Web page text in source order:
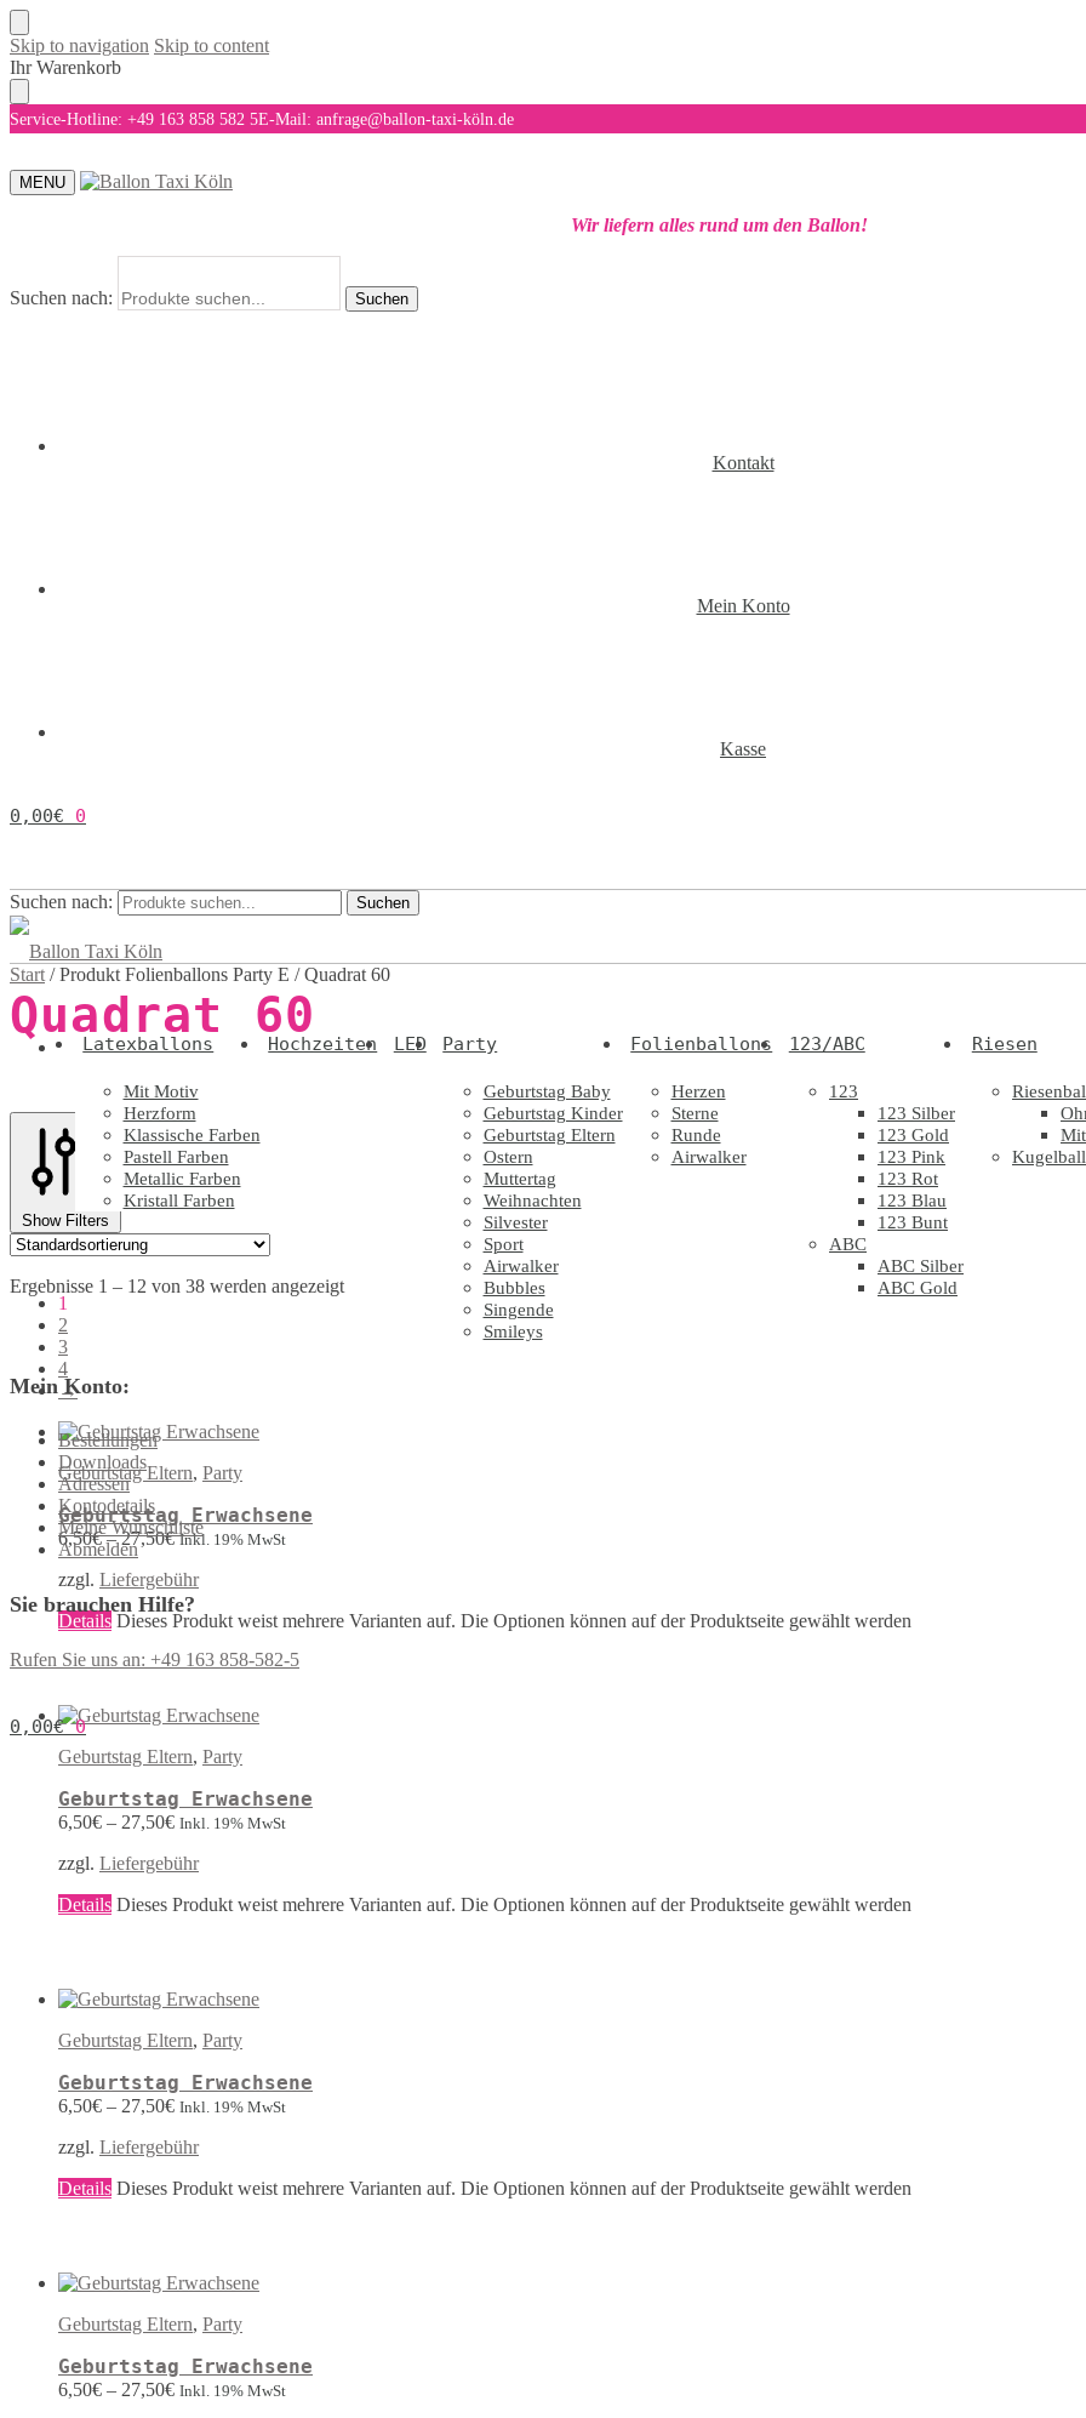
Skip to navigation Skip to content
Ihr Warenkorb
Service-Hotline: +49 163 858 582 5E-Mail: anfrage@ballon-taxi-köln.de
MENU
Wir liefern alles rund um den Ballon!
Suchen nach: Suchen
Kontakt
Mein Konto
Kasse
0,00€ 0
Suchen nach: Suchen
Latexballons
Mit Motiv
Herzform
Klassische Farben
Pastell Farben
Metallic Farben
Kristall Farben
Hochzeiten LED Party
Geburtstag Baby
Geburtstag Kinder
Geburtstag Eltern
Ostern
Muttertag
Weihnachten
Silvester
Sport
Airwalker
Bubbles
Singende
Smileys
Folienballons
Herzen
Sterne
Runde
Airwalker
123/ABC
123
123 Silber
123 Gold
123 Pink
123 Rot
123 Blau
123 Bunt
ABC
ABC Silber
ABC Gold
Riesen
Mein Konto:
Bestellungen
Downloads
Adressen
Kontodetails
Meine Wunschliste
Abmelden
Sie brauchen Hilfe?
Rufen Sie uns an: +49 163 858-582-5
0,00€ 0
Start /Produkt Folienballons Party E /Quadrat 60
Quadrat 60
Show Filters
Ergebnisse 1 – 12 von 38 werden angezeigt
1
2
3
4
→
Geburtstag Eltern, Party
Geburtstag Erwachsene
6,50€–27,50€ Inkl. 19% MwSt
zzgl. Liefergebühr
Details Dieses Produkt weist mehrere Varianten auf. Die Optionen können auf der Produktseite gewählt werden
Geburtstag Eltern, Party
Geburtstag Erwachsene
6,50€ – 27,50€ Inkl. 19% MwSt
zzgl. Liefergebühr
Details Dieses Produkt weist mehrere Varianten auf. Die Optionen können auf der Produktseite gewählt werden
Geburtstag Eltern, Party
Geburtstag Erwachsene
6,50€ – 27,50€ Inkl. 19% MwSt
zzgl. Liefergebühr
Details Dieses Produkt weist mehrere Varianten auf. Die Optionen können auf der Produktseite gewählt werden
Geburtstag Eltern, Party
Geburtstag Erwachsene
6,50€ – 27,50€ Inkl. 19% MwSt